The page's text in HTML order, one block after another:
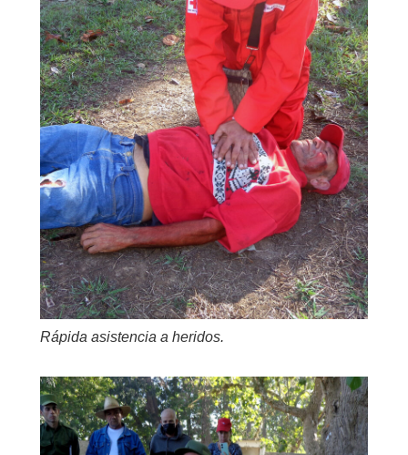
Rápida asistencia a heridos.